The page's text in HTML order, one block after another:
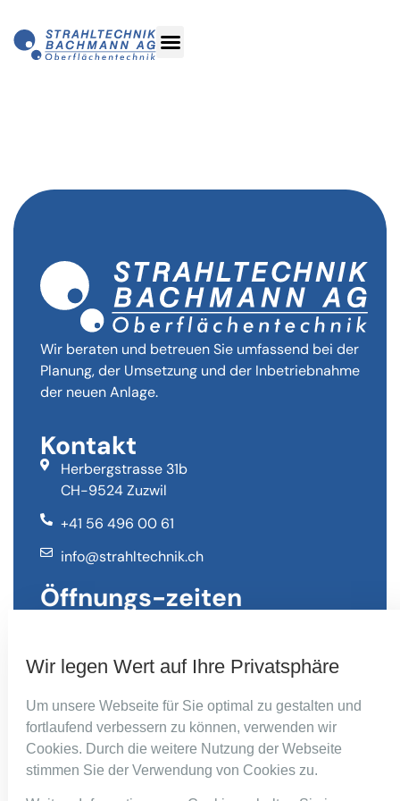
Wir beraten und betreuen Sie umfassend bei der
Planung, der Umsetzung und der Inbetriebnahme
der neuen Anlage.
Kontakt
Herbergstrasse 31b
CH-9524 Zuzwil
+41 56 496 00 61
info@strahltechnik.ch
Öffnungs-zeiten
Rechtliches
Impressum
Datenschutz
Wir legen Wert auf Ihre Privatsphäre
Um unsere Webseite für Sie optimal zu gestalten und
fortlaufend verbessern zu können, verwenden wir
Cookies. Durch die weitere Nutzung der Webseite
stimmen Sie der Verwendung von Cookies zu.